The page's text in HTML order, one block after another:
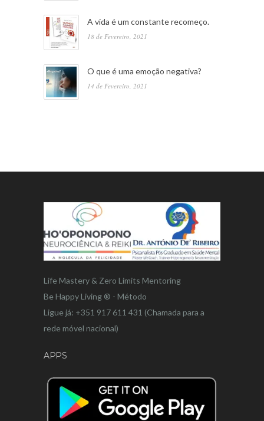
A vida é um constante recomeço.
18 de Fevereiro, 2021
O que é uma emoção negativa?
14 de Fevereiro, 2021
Life Mastery & Zero Limits Mentoring
Be Happy Living ® - Método
Ligue já: +351 917 611 431 (Chamada para a
rede móvel nacional)
APPS